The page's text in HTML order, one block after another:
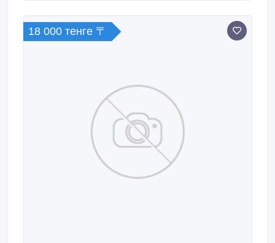
18 000 тенге 〒